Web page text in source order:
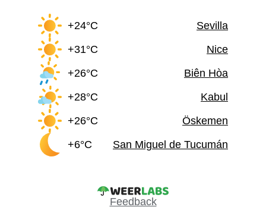
+24°C
Sevilla
+31°C
Nice
+26°C
Biên Hòa
+28°C
Kabul
+26°C
Öskemen
+6°C
San Miguel de Tucumán
Feedback